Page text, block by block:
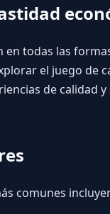
todas las
el juego de
de calidad
comunes